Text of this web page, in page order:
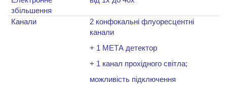
збільшення
Канали
2 конфокальні флуоресцентні
канали
+ 1 МЕТА детектор
+ 1 канал прохідного світла;
можливість підключення